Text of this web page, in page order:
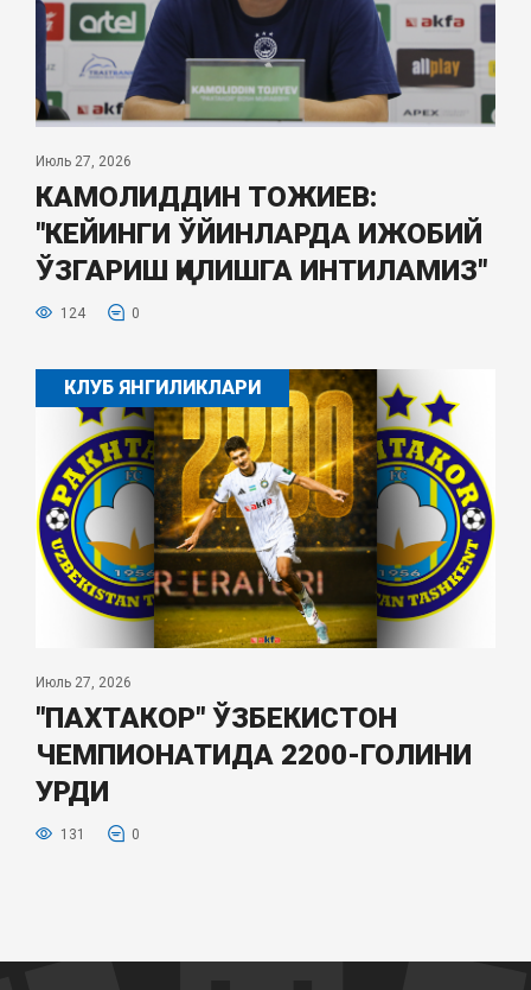
Июль 27, 2026
КАМОЛИДДИН ТОЖИЕВ:
"КЕЙИНГИ ЎЙИНЛАРДА ИЖОБИЙ
ЎЗГАРИШ ҚИЛИШГА ИНТИЛАМИЗ"
124 0
КЛУБ ЯНГИЛИКЛАРИ
Июль 27, 2026
"ПАХТАКОР" ЎЗБЕКИСТОН
ЧЕМПИОНАТИДА 2200-ГОЛИНИ
УРДИ
131 0